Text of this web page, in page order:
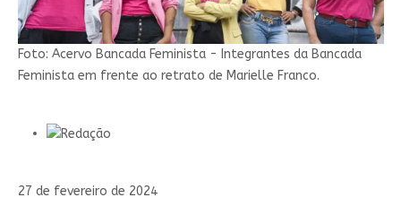
Foto: Acervo Bancada Feminista - Integrantes da Bancada
Feminista em frente ao retrato de Marielle Franco.
27 de fevereiro de 2024